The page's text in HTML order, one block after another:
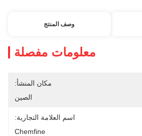
وصف المنتج
معلومات مفصلة
مكان المنشأ:
الصين
اسم العلامة التجارية:
Chemfine